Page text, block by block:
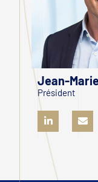
Jean-
Président